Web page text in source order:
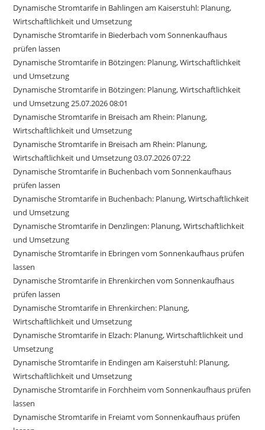
Dynamische Stromtarife in Bahlingen am Kaiserstuhl: Planung,
Wirtschaftlichkeit und Umsetzung
Dynamische Stromtarife in Biederbach vom Sonnenkaufhaus
prüfen lassen
Dynamische Stromtarife in Bötzingen: Planung, Wirtschaftlichkeit
und Umsetzung
Dynamische Stromtarife in Bötzingen: Planung, Wirtschaftlichkeit
und Umsetzung 25.07.2026 08:01
Dynamische Stromtarife in Breisach am Rhein: Planung,
Wirtschaftlichkeit und Umsetzung
Dynamische Stromtarife in Breisach am Rhein: Planung,
Wirtschaftlichkeit und Umsetzung 03.07.2026 07:22
Dynamische Stromtarife in Buchenbach vom Sonnenkaufhaus
prüfen lassen
Dynamische Stromtarife in Buchenbach: Planung, Wirtschaftlichkeit
und Umsetzung
Dynamische Stromtarife in Denzlingen: Planung, Wirtschaftlichkeit
und Umsetzung
Dynamische Stromtarife in Ebringen vom Sonnenkaufhaus prüfen
lassen
Dynamische Stromtarife in Ehrenkirchen vom Sonnenkaufhaus
prüfen lassen
Dynamische Stromtarife in Ehrenkirchen: Planung,
Wirtschaftlichkeit und Umsetzung
Dynamische Stromtarife in Elzach: Planung, Wirtschaftlichkeit und
Umsetzung
Dynamische Stromtarife in Endingen am Kaiserstuhl: Planung,
Wirtschaftlichkeit und Umsetzung
Dynamische Stromtarife in Forchheim vom Sonnenkaufhaus prüfen
lassen
Dynamische Stromtarife in Freiamt vom Sonnenkaufhaus prüfen